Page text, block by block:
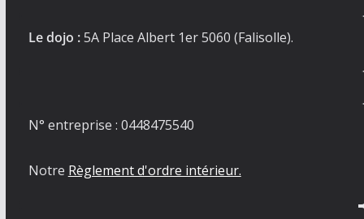
Le dojo :5A Place Albert 1er 5060 (Falisolle).
N° entreprise : 0448475540
Notre Règlement d'ordre intérieur.